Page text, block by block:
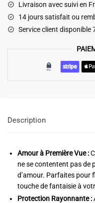
Coeur
Fille
Livraison avec suivi en
14 jours satisfait ou
Service client disponible
Description
Amour à Première Vue :
ne se contentent pas de
d’amour. Parfaites pour
touche de fantaisie à
Protection Rayonnante :